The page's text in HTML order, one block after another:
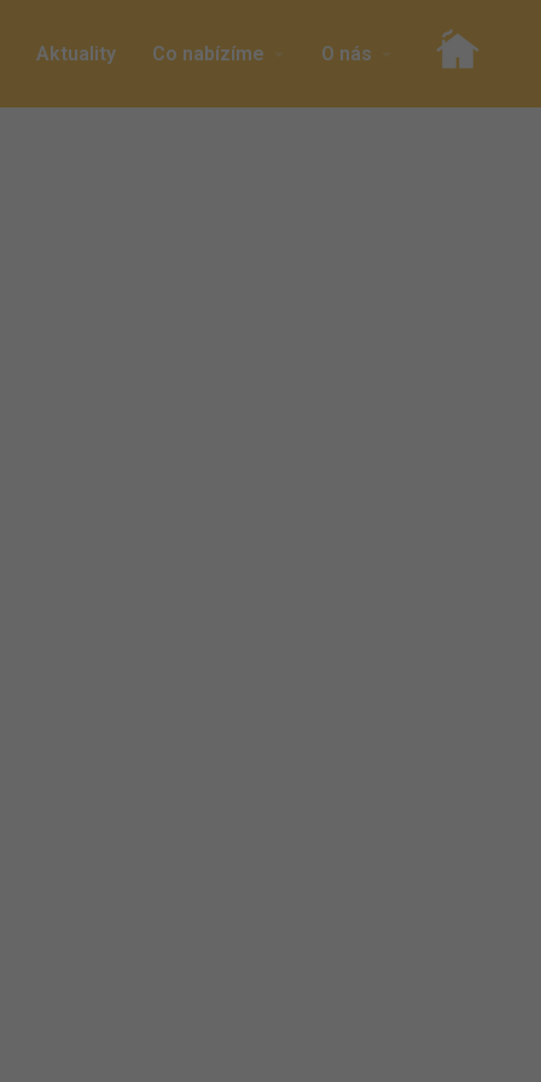
Aktuality Co nabízíme O nás